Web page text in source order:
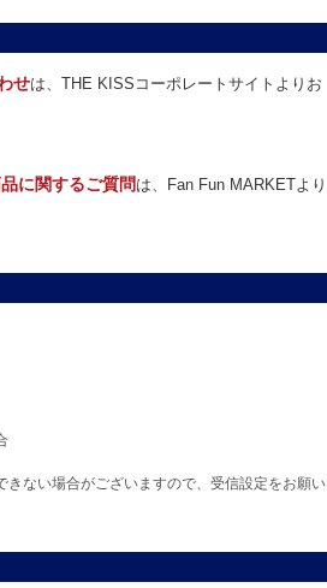
せは、THE KISSコーポレートサイトよりお
に関するご質問 は、Fan Fun MARKETより
ない場合がございますので、受信設定をお願い